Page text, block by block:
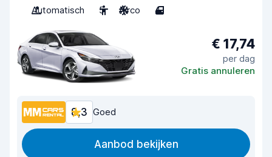
Automatisch
5 Airco 4
€ 17,74
per dag
Gratis annuleren
8,3 Goed
Aanbod bekijken